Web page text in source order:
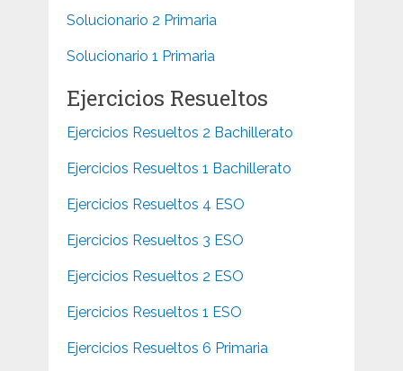
Solucionario 2 Primaria
Solucionario 1 Primaria
Ejercicios Resueltos
Ejercicios Resueltos 2 Bachillerato
Ejercicios Resueltos 1 Bachillerato
Ejercicios Resueltos 4 ESO
Ejercicios Resueltos 3 ESO
Ejercicios Resueltos 2 ESO
Ejercicios Resueltos 1 ESO
Ejercicios Resueltos 6 Primaria